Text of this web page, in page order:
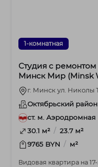
1-комнатная
Студия с ремонтом
Минск Мир (Minsk
г. Минск ул. Николы
Октябрьский район
ст. м. Аэродромная
30.1 м² / 23.7 м²
9765 BYN / м²
Видовая квартира на